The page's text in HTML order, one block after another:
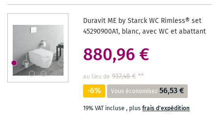
SOUHAITS
Duravit ME by Starck WC Rimless® set
45290900A1, blanc, avec WC et abattant
880,96 €
au lieu de 937,48 €**
-6% Vous économisez 56,53 €
19% VAT incluse, plusfrais d'expédition